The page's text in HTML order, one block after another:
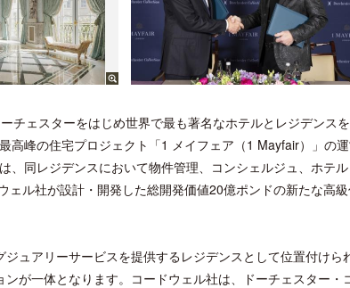
チェスターをはじめ世界で最も著名なホテルとレジデンス
高峰の住宅プロジェクト「1 メイフェア（1 Mayfair）」の
、同レジデンスにおいて物件管理、コンシェルジュ、ホテ
ル社が設計・開発した総開発価値20億ポンドの新たな高
ュアリーサービスを提供するレジデンスとして位置付けら
が一体となります。コードウェル社は、ドーチェスター・